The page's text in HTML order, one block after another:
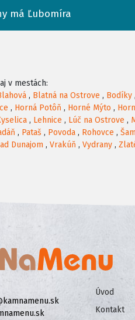
má Ľubomíra
v mestách:
, Blatná na Ostrove , Bodíky ,
, Horná Potôň , Horné Mýto ,
, Lehnice , Lúč na Ostrove ,
, Pataš , Povoda , Rohovce ,
Dunajom , Vrakúň , Vydrany ,
Úvod
Kontakt